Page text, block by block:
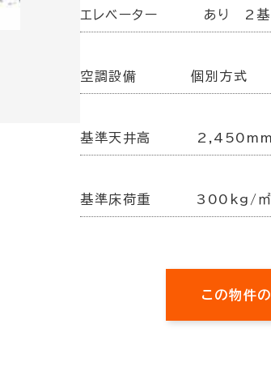
エレベーター あり 2基
空調設備 個別方式
基準天井高
基準床荷重 300kg/
この物件